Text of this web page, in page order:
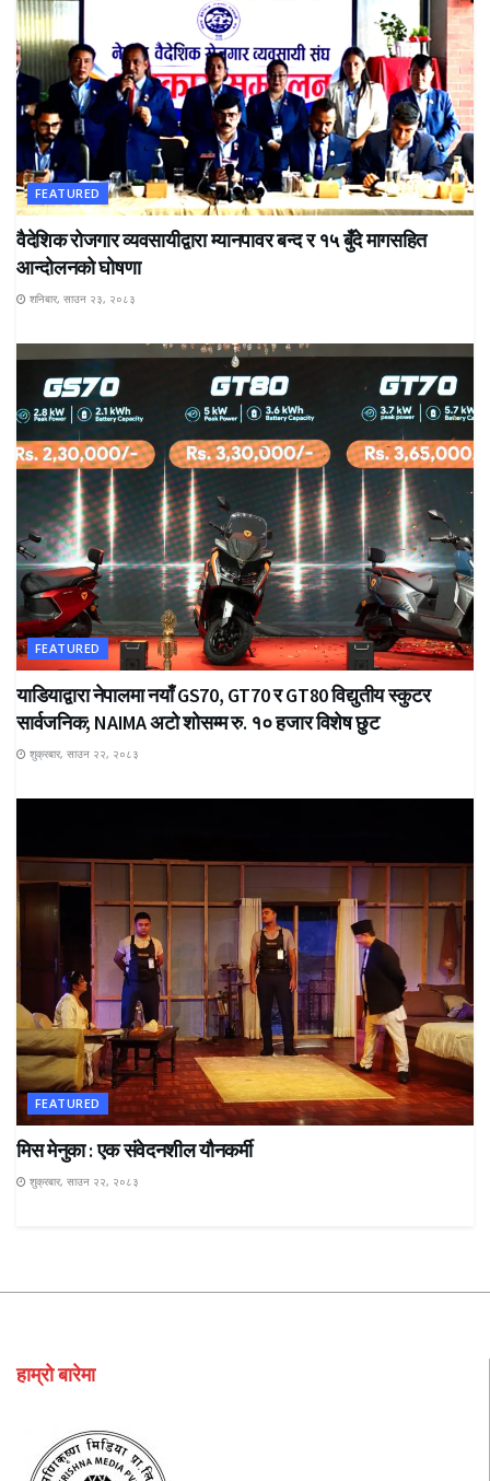
FEATURED
वैदेशिक रोजगार व्यवसायीद्वारा म्यानपावर बन्द र १५ बुँदे मागसहित
आन्दोलनको घोषणा
शनिबार, साउन २३, २०८३
FEATURED
याडियाद्वारा नेपालमा नयाँ GS70, GT70 र GT80 विद्युतीय स्कुटर
सार्वजनिक; NAIMA अटो शोसम्म रु. १० हजार विशेष छुट
शुक्रबार, साउन २२, २०८३
FEATURED
मिस मेनुका : एक संवेदनशील यौनकर्मी
शुक्रबार, साउन २२, २०८३
हाम्रो बारेमा